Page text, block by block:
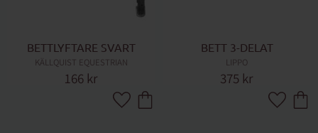
BETTLYFTARE SVART
KÄLLQUIST EQUESTRIAN
166 kr
Lägg till i favoriter
BETT 3-DELAT
LIPPO
375 kr
Lägg till